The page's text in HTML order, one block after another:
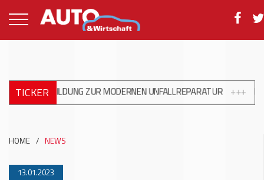
TICKERZUR MODERNEN UNFALLREPARATUR +++ DKV
HOME / NEWS
13.01.2023